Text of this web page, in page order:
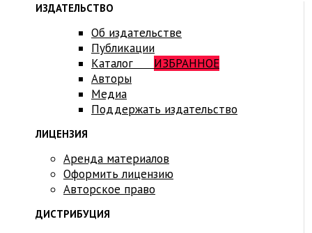
ИЗДАТЕЛЬСТВО
Об издательстве
Публикации
Каталог ИЗБРАННОЕ
Авторы
Медиа
Поддержать издательство
ЛИЦЕНЗИЯ
Аренда материалов
Оформить лицензию
Авторское право
ДИСТРИБУЦИЯ